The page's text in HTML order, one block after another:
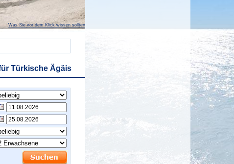
Was Sie vor dem Klick wissen sollten
Türkische Ägäis